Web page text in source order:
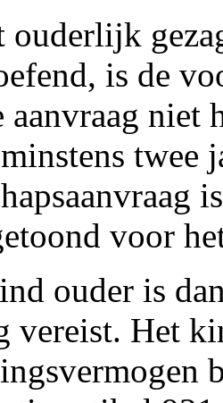
ouderlijk
is de
aanvraag
twee
voor
ouder is
vereist. Het